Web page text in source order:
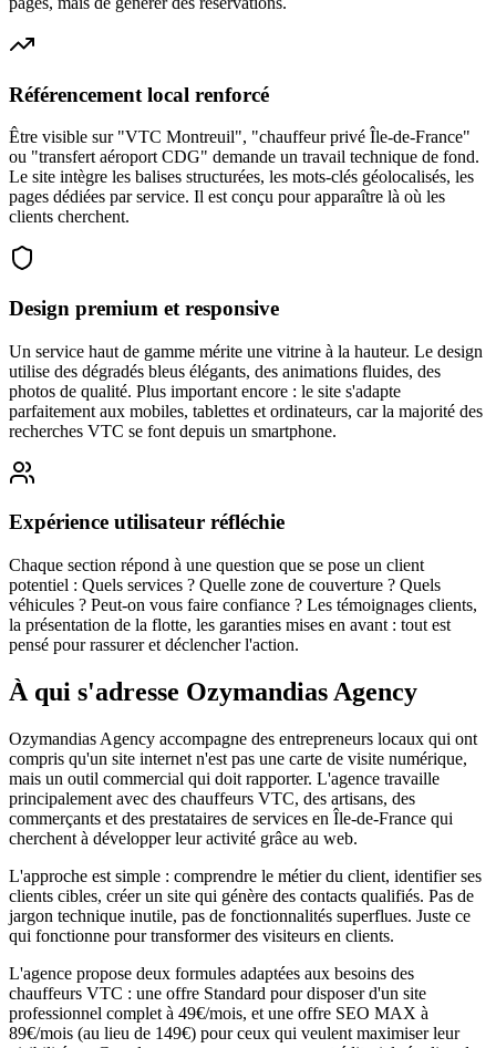
Référencement local renforcé
Être visible sur "VTC Montreuil", "chauffeur privé Île-de-France"
ou "transfert aéroport CDG" demande un travail technique de fond.
Le site intègre les balises structurées, les mots-clés géolocalisés, les
pages dédiées par service. Il est conçu pour apparaître là où les
clients cherchent.
Design premium et responsive
Un service haut de gamme mérite une vitrine à la hauteur. Le design
utilise des dégradés bleus élégants, des animations fluides, des
photos de qualité. Plus important encore : le site s'adapte
parfaitement aux mobiles, tablettes et ordinateurs, car la majorité des
recherches VTC se font depuis un smartphone.
Expérience utilisateur réfléchie
Chaque section répond à une question que se pose un client
potentiel : Quels services ? Quelle zone de couverture ? Quels
véhicules ? Peut-on vous faire confiance ? Les témoignages clients,
la présentation de la flotte, les garanties mises en avant : tout est
pensé pour rassurer et déclencher l'action.
À qui s'adresse Ozymandias Agency
Ozymandias Agency accompagne des entrepreneurs locaux qui ont
compris qu'un site internet n'est pas une carte de visite numérique,
mais un outil commercial qui doit rapporter. L'agence travaille
principalement avec des chauffeurs VTC, des artisans, des
commerçants et des prestataires de services en Île-de-France qui
cherchent à développer leur activité grâce au web.
L'approche est simple : comprendre le métier du client, identifier ses
clients cibles, créer un site qui génère des contacts qualifiés. Pas de
jargon technique inutile, pas de fonctionnalités superflues. Juste ce
qui fonctionne pour transformer des visiteurs en clients.
L'agence propose deux formules adaptées aux besoins des
chauffeurs VTC : une offre Standard pour disposer d'un site
professionnel complet à 49€/mois, et une offre SEO MAX à
89€/mois (au lieu de 149€) pour ceux qui veulent maximiser leur